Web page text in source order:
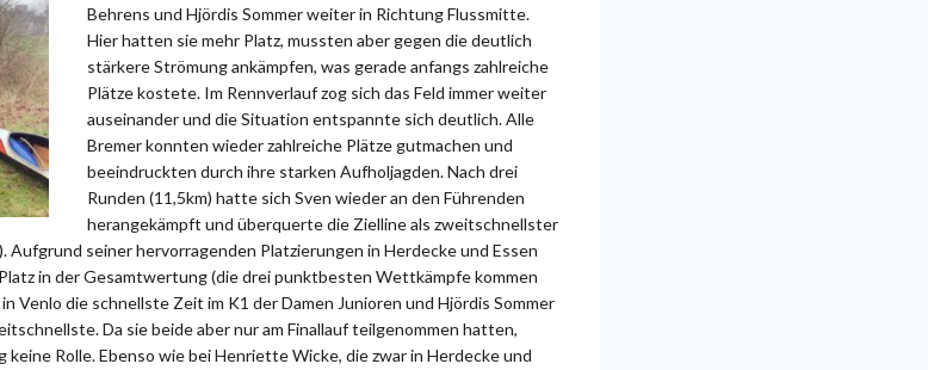
Behrens und Hjördis Sommer weiter in Richtung Flussmitte.
Hier hatten sie mehr Platz, mussten aber gegen die deutlich
stärkere Strömung ankämpfen, was gerade anfangs zahlreiche
Plätze kostete. Im Rennverlauf zog sich das Feld immer weiter
auseinander und die Situation entspannte sich deutlich. Alle
Bremer konnten wieder zahlreiche Plätze gutmachen und
beeindruckten durch ihre starken Aufholjagden. Nach drei
Runden (11,5km) hatte sich Sven wieder an den Führenden
herangekämpft und überquerte die Zielline als zweitschnellster
Aufgrund seiner hervorragenden Platzierungen in Herdecke und Essen
in der Gesamtwertung (die drei punktbesten Wettkämpfe kommen
Venlo die schnellste Zeit im K1 der Damen Junioren und Hjördis Sommer
Da sie beide aber nur am Finallauf teilgenommen hatten,
Rolle. Ebenso wie bei Henriette Wicke, die zwar in Herdecke und